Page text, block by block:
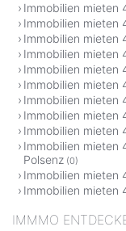
Immobilien mieten
Immobilien mieten
Immobilien mieten
Immobilien mieten
Immobilien mieten
Immobilien mieten
Immobilien mieten
Immobilien mieten
Immobilien mieten
Immobilien mieten
Polsenz (0)
Immobilien mieten
Immobilien mieten
IMMMO